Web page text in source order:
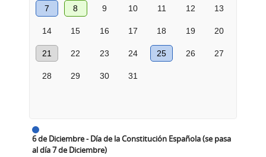
7 8 9 10 11 12 13
14 15 16 17 18 19 20
21 22 23 24 25 26 27
28 29 30 31
6 de Diciembre - Día de la Constitución Española (se pasa
al día 7 de Diciembre)